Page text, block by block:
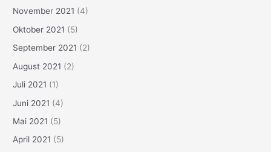
November 2021 (4)
Oktober 2021 (5)
September 2021 (2)
August 2021 (2)
Juli 2021 (1)
Juni 2021 (4)
Mai 2021 (5)
April 2021 (5)